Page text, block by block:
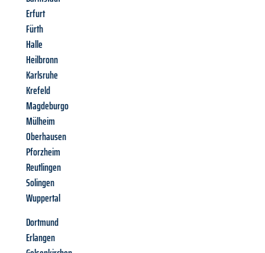
Erfurt
Fürth
Halle
Heilbronn
Karlsruhe
Krefeld
Magdeburgo
Mülheim
Oberhausen
Pforzheim
Reutlingen
Solingen
Wuppertal
Dortmund
Erlangen